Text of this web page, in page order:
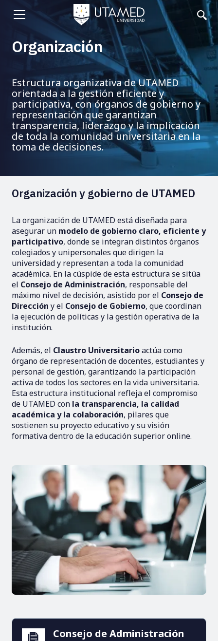
Abrir
Organización
Estructura organizativa de UTAMED
orientada a la gestión eficiente y
participativa, con órganos de gobierno y
representación que garantizan
transparencia, liderazgo y la implicación
de toda la comunidad universitaria en la
toma de decisiones.
Organización y gobierno de UTAMED
La organización de UTAMED está diseñada para
asegurar un modelo de gobierno claro, eficiente y
participativo, donde se integran distintos órganos
colegiados y unipersonales que dirigen la
universidad y representan a toda la comunidad
académica. En la cúspide de esta estructura se sitúa
el Consejo de Administración, responsable del
máximo nivel de decisión, asistido por el Consejo de
Dirección y el Consejo de Gobierno, que coordinan
la ejecución de políticas y la gestión operativa de la
institución.
Además, el Claustro Universitarioactúa como
órgano de representación de docentes, estudiantes y
personal de gestión, garantizando la participación
activa de todos los sectores en la vida universitaria.
Esta estructura institucional refleja el compromiso
de UTAMED con la transparencia, la calidad
académica y la colaboración, pilares que
sostienen su proyecto educativo y su visión
formativa dentro de la educación superior online.
Consejo de Administración